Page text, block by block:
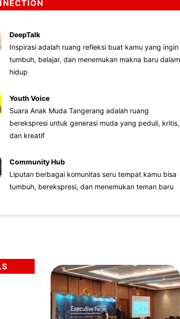
DeepTalk
Inspirasi adalah ruang refleksi buat kamu yang ingin
tumbuh, belajar, dan menemukan makna baru dalam
hidup
Youth Voice
Suara Anak Muda Tangerang adalah ruang
berekspresi untuk generasi muda yang peduli, kritis,
dan kreatif
Community Hub
Liputan berbagai komunitas seru tempat kamu bisa
tumbuh, berekspresi, dan menemukan teman baru